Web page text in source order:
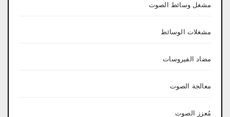
مشغل وسائط الصوت
مشغلات الوسائط
مضاد الفيروسات
معالجة الصوت
مُعزز الصوت